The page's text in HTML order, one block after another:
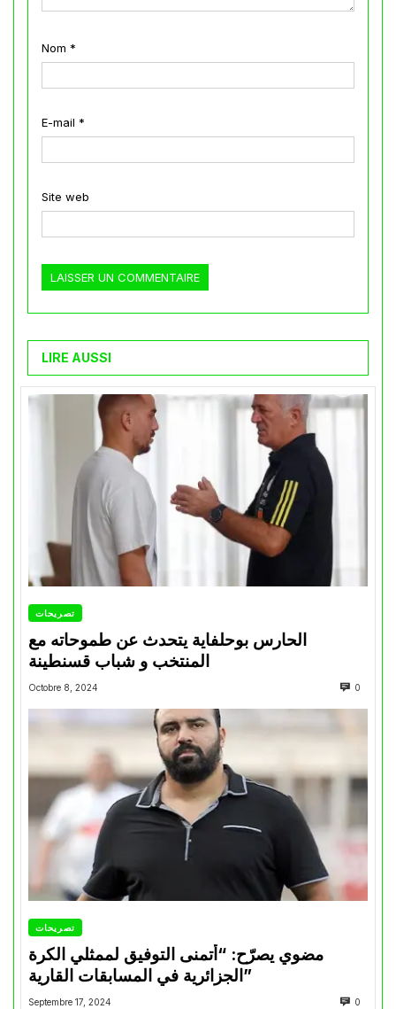
Nom *
E-mail *
Site web
LIRE AUSSI
تصريحات
الحارس بوحلفاية يتحدث عن طموحاته مع
المنتخب و شباب قسنطينة
Octobre 8, 2024 0
تصريحات
مضوي يصرّح: “أتمنى التوفيق لممثلي الكرة
الجزائرية في المسابقات القارية”
Septembre 17, 2024 0